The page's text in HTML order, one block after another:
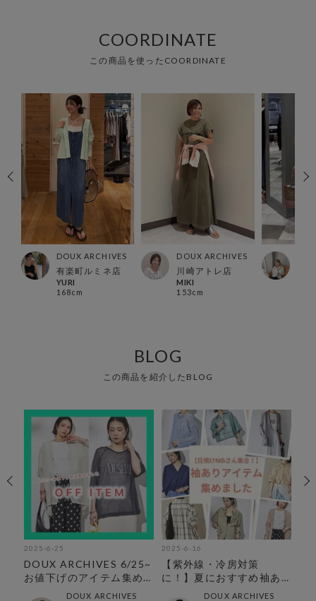
COORDINATE
この商品を使ったCOORDINATE
DOUX ARCHIVES
有楽町ルミネ店
YURI
168cm
DOUX ARCHIVES
川崎アトレ店
MIKI
153cm
BLOG
この商品を紹介したBLOG
2025-6-25
DOUX ARCHIVES 6/25~
お値下げのアイテム集め
DOUX ARCHIVES
2025-6-16
【紫外線・冷房対策
に！】夏におすすめ袖あ
りアイテムDOUX ARCHIVES